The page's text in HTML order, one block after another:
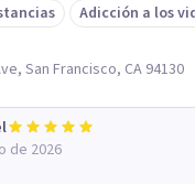
Adicción a los
San Francisco, CA 94130
de 2026